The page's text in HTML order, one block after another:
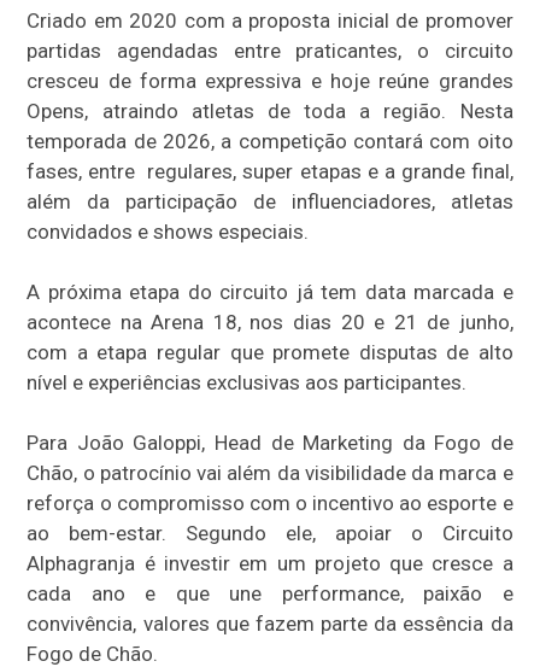
Criado em 2020 com a proposta inicial de promover
partidas agendadas entre praticantes, o circuito
cresceu de forma expressiva e hoje reúne grandes
Opens, atraindo atletas de toda a região. Nesta
temporada de 2026, a competição contará com oito
fases, entre regulares, super etapas e a grande final,
além da participação de influenciadores, atletas
convidados e shows especiais.
A próxima etapa do circuito já tem data marcada e
acontece na Arena 18, nos dias 20 e 21 de junho,
com a etapa regular que promete disputas de alto
nível e experiências exclusivas aos participantes.
Para João Galoppi, Head de Marketing da Fogo de
Chão, o patrocínio vai além da visibilidade da marca e
reforça o compromisso com o incentivo ao esporte e
ao bem-estar. Segundo ele, apoiar o Circuito
Alphagranja é investir em um projeto que cresce a
cada ano e que une performance, paixão e
convivência, valores que fazem parte da essência da
Fogo de Chão.